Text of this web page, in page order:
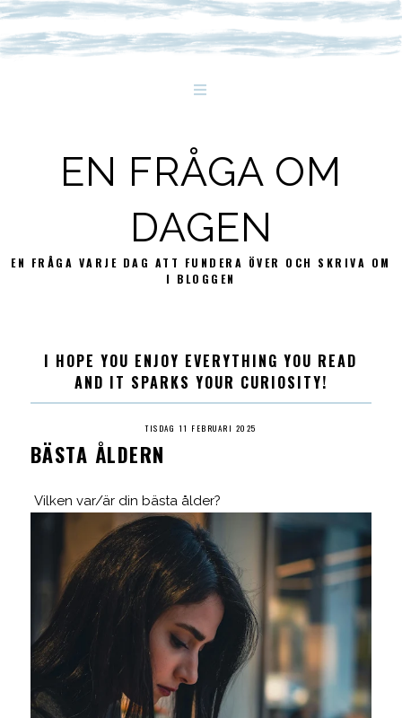
EN FRÅGA OM
DAGEN
EN FRÅGA VARJE DAG ATT FUNDERA ÖVER OCH SKRIVA OM
I BLOGGEN
I HOPE YOU ENJOY EVERYTHING YOU READ
AND IT SPARKS YOUR CURIOSITY!
TISDAG 11 FEBRUARI 2025
BÄSTA ÅLDERN
Vilken var/är din bästa ålder?